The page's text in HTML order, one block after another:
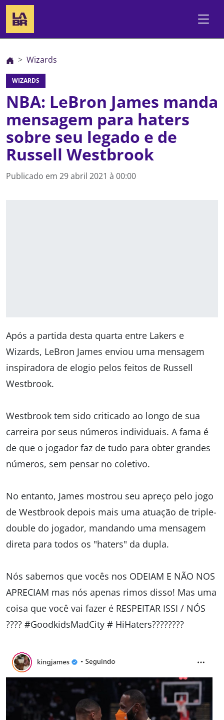
Wizards
WIZARDS
NBA: LeBron James manda
mensagem para haters
sobre seu legado e de
Russell Westbrook
Publicado em 29 abril 2021 à 00:00
Após a partida desta quarta entre Lakers e
Wizards, LeBron James enviou uma mensagem
inspiradora de elogio pelos feitos de Russell
Westbrook.
Westbrook tem sido criticado ao longo de sua
carreira por seus números individuais. A fama é
de que o jogador faz de tudo para obter grandes
números, sem pensar no coletivo.
No entanto, James mostrou seu apreço pelo jogo
de Westbrook depois mais uma atuação de triple-
double do jogador, mandando uma mensagem
direta para todos os "haters" da dupla.
Nós sabemos que vocês nos ODEIAM E NÃO NOS
APRECIAM mas nós apenas rimos disso! Mas uma
coisa que você vai fazer é RESPEITAR ISSI / NÓS
???? #GoodkidsMadCity # HiHaters????????